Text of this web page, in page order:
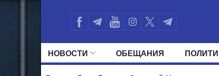
НОВОСТИ ОБЕЩАНИЯ